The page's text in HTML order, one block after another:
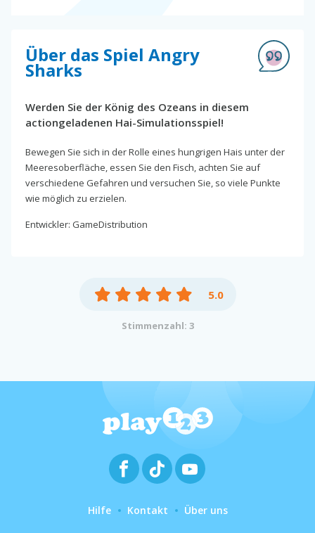
Über das Spiel Angry
Sharks
Werden Sie der König des Ozeans in diesem
actiongeladenen Hai-Simulationsspiel!
Bewegen Sie sich in der Rolle eines hungrigen Hais unter der
Meeresoberfläche, essen Sie den Fisch, achten Sie auf
verschiedene Gefahren und versuchen Sie, so viele Punkte
wie möglich zu erzielen.
Entwickler: GameDistribution
5.0
Stimmenzahl: 3
Hilfe Kontakt Über uns